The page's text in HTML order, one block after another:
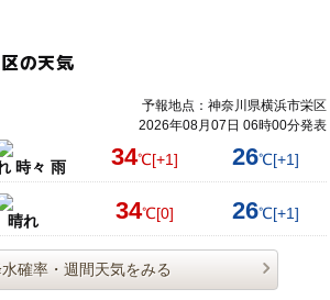
の天気
予報地点：神奈川県横浜市栄区
2026年08月07日 06時00分発表
時々 雨 34℃[+1] 26℃[+1]
晴れ 34℃[0] 26℃[+1]
確率・週間天気をみる